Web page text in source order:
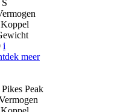
Koppel
i
meer
Peak